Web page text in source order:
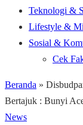
Teknologi &
Lifestyle &
Sosial &
Cek
Beranda »
Bertajuk : Bunyi
News